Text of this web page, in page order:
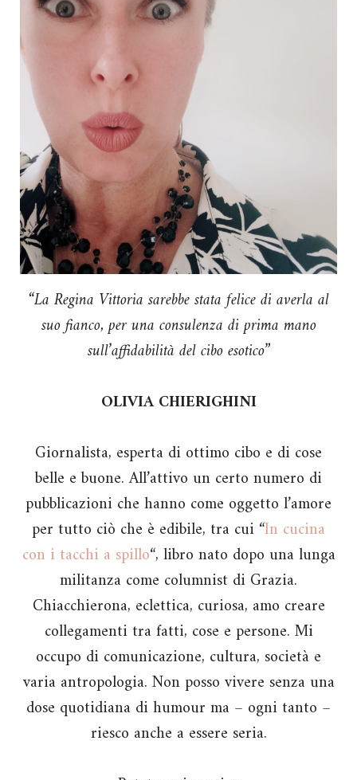
“La Regina Vittoria sarebbe stata felice di averla al
suo fianco, per una consulenza di prima mano
sull’affidabilità del cibo esotico”
OLIVIA CHIERIGHINI
Giornalista, esperta di ottimo cibo e di cose
belle e buone. All’attivo un certo numero di
pubblicazioni che hanno come oggetto l’amore
per tutto ciò che è edibile, tra cui “In cucina
con i tacchi a spillo“, libro nato dopo una lunga
militanza come columnist di Grazia.
Chiacchierona, eclettica, curiosa, amo creare
collegamenti tra fatti, cose e persone. Mi
occupo di comunicazione, cultura, società e
varia antropologia. Non posso vivere senza una
dose quotidiana di humour ma – ogni tanto –
riesco anche a essere seria.